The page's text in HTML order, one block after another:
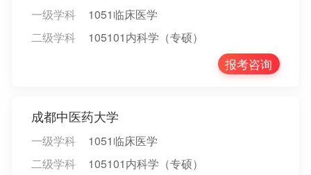
一级学科
1051临床医学
二级学科
105101内科学（专硕）
报考咨询
成都中医药大学
一级学科
1051临床医学
二级学科
105101内科学（专硕）